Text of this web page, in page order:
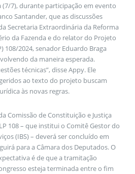
(7/7), durante participação em evento
Santander, que as discussões
Secretaria Extraordinária da Reforma
da Fazenda e do relator do Projeto
108/2024, senador Eduardo Braga
da maneira esperada.
técnicas”, disse Appy. Ele
ao texto do projeto buscam
às novas regras.
Comissão de Constituição e Justiça
108 – que institui o Comitê Gestor do
(IBS) – deverá ser concluído em
para a Câmara dos Deputados. O
é de que a tramitação
esteja terminada entre o fim